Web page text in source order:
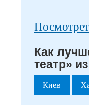
Как
театр»
Киев